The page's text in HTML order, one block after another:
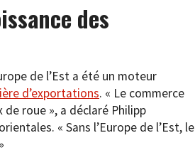
des
de l’Est a été un moteur
d’exportations. « Le commerce
de roue », a déclaré Philipp
« Sans l’Europe de l’Est, le